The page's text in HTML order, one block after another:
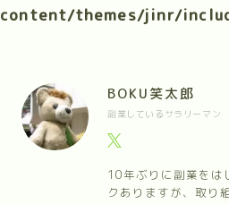
content/themes/jinr/
BOKU笑太郎
副業しているサラリーマン
10年ぶりに副業をは
クありますが、取り